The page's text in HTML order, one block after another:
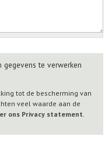
te verwerken
tot de bescherming van
veel waarde aan de
ons Privacy statement.